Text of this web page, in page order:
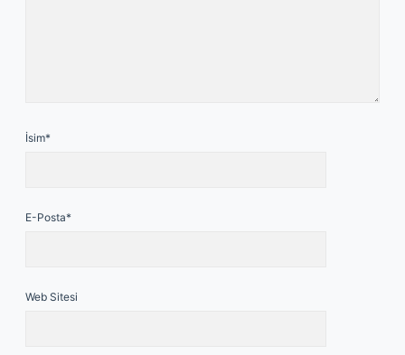
İsim*
E-Posta*
Web Sitesi